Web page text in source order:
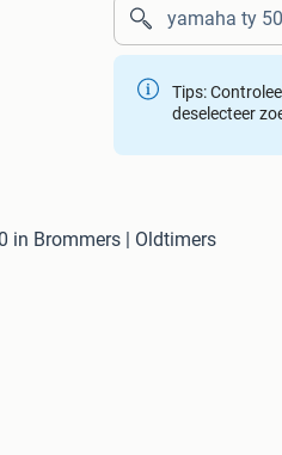
Tips:
deselecteer
in Brommers | Oldtimers